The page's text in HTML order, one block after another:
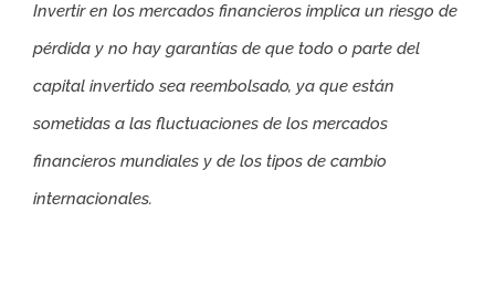
Invertir en los mercados financieros implica un riesgo de
pérdida y no hay garantías de que todo o parte del
capital invertido sea reembolsado, ya que están
sometidas a las fluctuaciones de los mercados
financieros mundiales y de los tipos de cambio
internacionales.